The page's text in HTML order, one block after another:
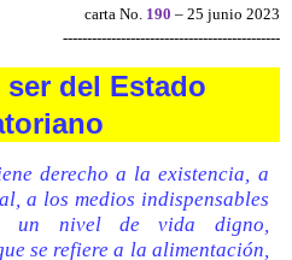
carta No. 190 – 25 junio 2023
---------------------------------------------
ser del Estado
derecho a la existencia, a
a los medios indispensables
un nivel de vida digno,
se refiere a la alimentación,